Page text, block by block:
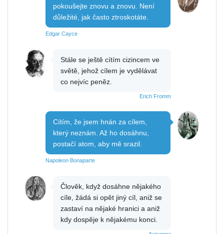
pokoušejte znovu a znovu. Není
důležité, jak často ztroskotáte.
Edgar Cayce
Stále se ještě cítím cizincem ve
světě, jehož cílem je vydělávat
co nejvíc peněz.
Erich Fromm
Cítím, že jsem hnán za cílem,
který neznám. Až ho dosáhnu,
postačí atom, aby mě srazil.
Napoleon Bonaparte
Člověk, když dosáhne nějakého
cíle, žádá si opět jiný cíl, aniž se
zastaví na nějaké hranici a aniž
kdy dospěje k nějakému konci.